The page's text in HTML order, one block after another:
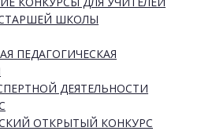
ШКОЛЫ
ПЕДАГОГИЧЕСКАЯ
ДЕЯТЕЛЬНОСТИ
ОТКРЫТЫЙ КОНКУРС